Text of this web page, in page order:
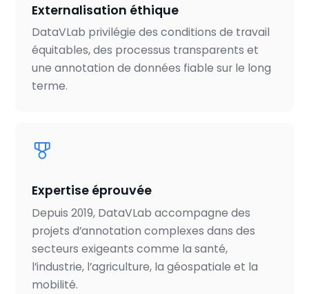
Externalisation éthique
DataVLab privilégie des conditions de travail
équitables, des processus transparents et
une annotation de données fiable sur le long
terme.
Expertise éprouvée
Depuis 2019, DataVLab accompagne des
projets d’annotation complexes dans des
secteurs exigeants comme la santé,
l’industrie, l’agriculture, la géospatiale et la
mobilité.